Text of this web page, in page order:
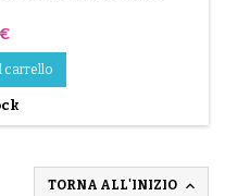
carrello
TORNA ALL'INIZIO 